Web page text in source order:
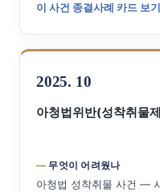
이 사건 종결사례 카드 보
2025. 10
아청법위반(성착취물제
무엇이 어려웠나
아청법 성착취물 사건 —